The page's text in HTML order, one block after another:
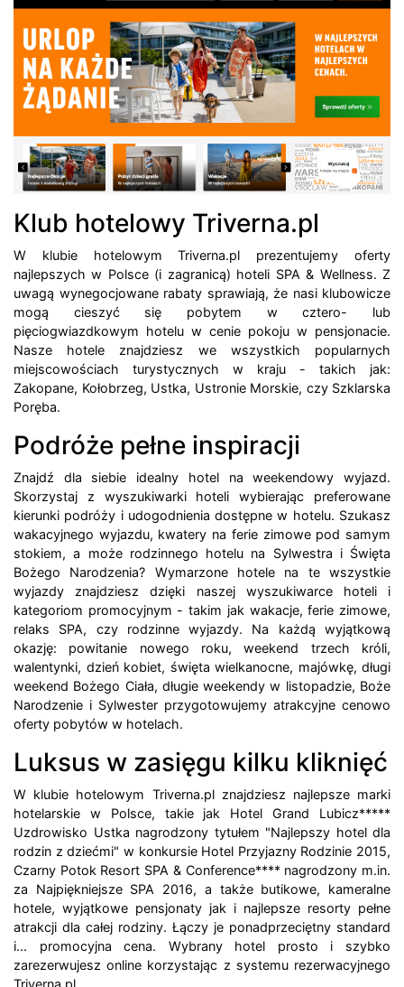
Klub hotelowy Triverna.pl
W klubie hotelowym Triverna.pl prezentujemy oferty
najlepszych w Polsce (i zagranicą) hoteli SPA & Wellness. Z
uwagą wynegocjowane rabaty sprawiają, że nasi klubowicze
mogą cieszyć się pobytem w cztero- lub
pięciogwiazdkowym hotelu w cenie pokoju w pensjonacie.
Nasze hotele znajdziesz we wszystkich popularnych
miejscowościach turystycznych w kraju - takich jak:
Zakopane, Kołobrzeg, Ustka, Ustronie Morskie, czy Szklarska
Poręba.
Podróże pełne inspiracji
Znajdź dla siebie idealny hotel na weekendowy wyjazd.
Skorzystaj z wyszukiwarki hoteli wybierając preferowane
kierunki podróży i udogodnienia dostępne w hotelu. Szukasz
wakacyjnego wyjazdu, kwatery na ferie zimowe pod samym
stokiem, a może rodzinnego hotelu na Sylwestra i Święta
Bożego Narodzenia? Wymarzone hotele na te wszystkie
wyjazdy znajdziesz dzięki naszej wyszukiwarce hoteli i
kategoriom promocyjnym - takim jak wakacje, ferie zimowe,
relaks SPA, czy rodzinne wyjazdy. Na każdą wyjątkową
okazję: powitanie nowego roku, weekend trzech króli,
walentynki, dzień kobiet, święta wielkanocne, majówkę, długi
weekend Bożego Ciała, długie weekendy w listopadzie, Boże
Narodzenie i Sylwester przygotowujemy atrakcyjne cenowo
oferty pobytów w hotelach.
Luksus w zasięgu kilku kliknięć
W klubie hotelowym Triverna.pl znajdziesz najlepsze marki
hotelarskie w Polsce, takie jak Hotel Grand Lubicz*****
Uzdrowisko Ustka nagrodzony tytułem "Najlepszy hotel dla
rodzin z dziećmi" w konkursie Hotel Przyjazny Rodzinie 2015,
Czarny Potok Resort SPA & Conference**** nagrodzony m.in.
za Najpiękniejsze SPA 2016, a także butikowe, kameralne
hotele, wyjątkowe pensjonaty jak i najlepsze resorty pełne
atrakcji dla całej rodziny. Łączy je ponadprzeciętny standard
i... promocyjna cena. Wybrany hotel prosto i szybko
zarezerwujesz online korzystając z systemu rezerwacyjnego
Triverna.pl